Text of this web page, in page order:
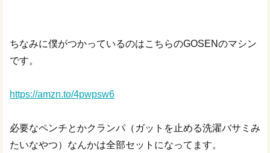
ちなみに僕がつかっているのはこちらのGOSENのマシン
です。
https://amzn.to/4pwpsw6
必要なペンチとかクランパ（ガットを止める洗濯バサミみ
たいなやつ）なんかは全部セットになってます。